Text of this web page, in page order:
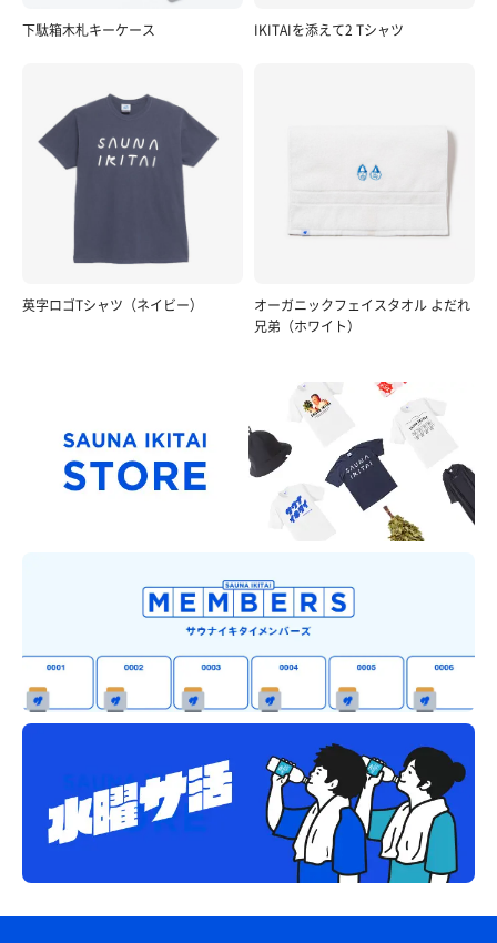
下駄箱木札キーケース IKITAIを添えて2 Tシャツ
英字ロゴTシャツ（ネイビー）
オーガニックフェイスタオル よだれ
兄弟（ホワイト）